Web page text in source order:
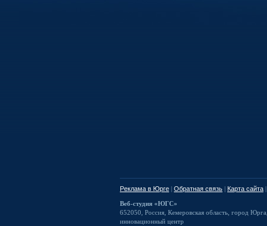
Реклама в Юрге | Обратная связь | Карта сайта |
Веб-студия «ЮГС»
652050 Россия Кемеровская область, город Юрга
инновационный центр